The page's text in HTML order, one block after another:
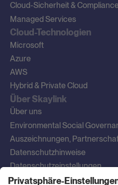
Cloud-Sicherheit &
Managed Services
Cloud-Technologien
Microsoft
Azure
AWS
Hybrid & Private Cloud
Über Skaylink
Über uns
Environmental Social
Auszeichnungen,
Datenschutzhinweise
Datenschutzeinstellungen
Impressum